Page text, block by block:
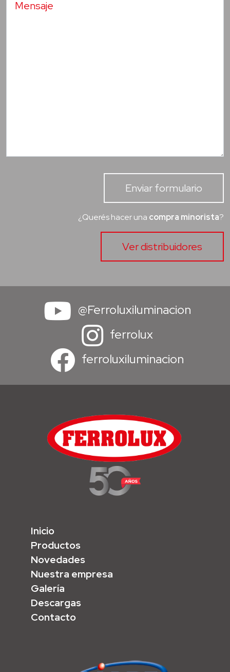
Enviar formulario
¿Querés hacer una compra minorista?
Ver distribuidores
@Ferroluxiluminacion
ferrolux
ferroluxiluminacion
Inicio
Productos
Novedades
Nuestra empresa
Galería
Descargas
Contacto